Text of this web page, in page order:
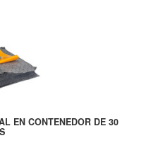
EN CONTENEDOR DE 30